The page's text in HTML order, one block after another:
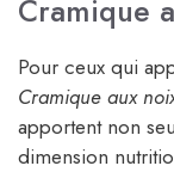
Cramique
Pour ceux qui
Cramique aux
apportent non
dimension